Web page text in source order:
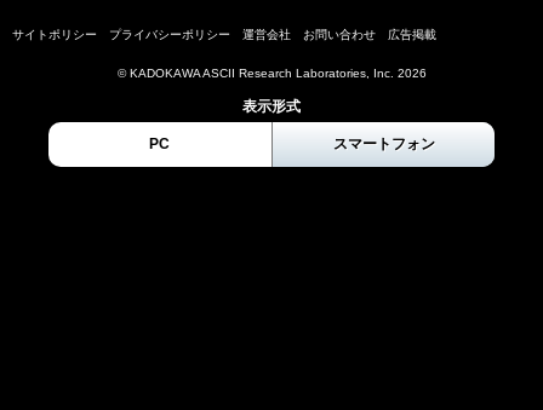
サイトポリシー プライバシーポリシー 運営会社 お問い合わせ 広告掲載
© KADOKAWA ASCII Research Laboratories, Inc. 2026
表示形式
PC スマートフォン